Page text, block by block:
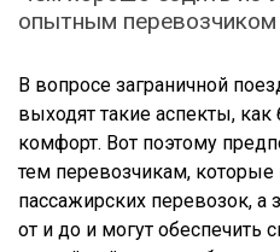
опытным перевозчиком
В вопросе заграничной
выходят такие аспекты, как
комфорт. Вот поэтому
тем перевозчикам,
пассажирских перевозок, а
от и до и могут обеспечить